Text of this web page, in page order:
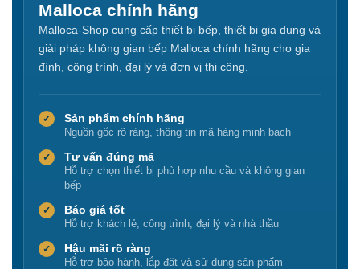
Malloca chính hãng
Malloca-Shop cung cấp thiết bị bếp, thiết bị gia dụng và
giải pháp không gian bếp Malloca chính hãng cho gia
đình, công trình, đại lý và đơn vị thi công.
✓ Sản phẩm chính hãng
Nguồn gốc rõ ràng, thông tin mã hàng minh bạch
✓ Tư vấn đúng mã
Hỗ trợ chọn thiết bị phù hợp nhu cầu và không gian
bếp
✓ Báo giá tốt
Hỗ trợ khách lẻ, công trình, đại lý và nhà thầu
✓ Hậu mãi rõ ràng
Hỗ trợ bảo hành, lắp đặt và sử dụng sản phẩm